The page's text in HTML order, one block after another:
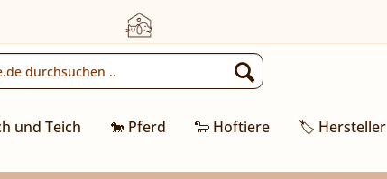
und Teich 🐎 Pferd 🐑 Hoftiere 🏷️ Hersteller